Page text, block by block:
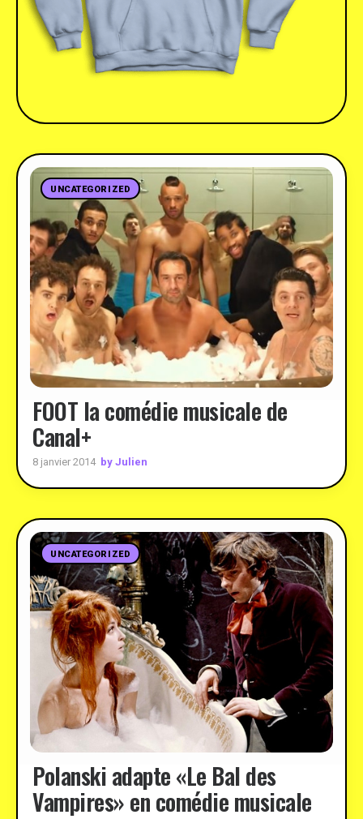
UNCATEGORIZED
FOOT la comédie musicale de
Canal+
8 janvier 2014 by Julien
UNCATEGORIZED
Polanski adapte «Le Bal des
Vampires» en comédie musicale